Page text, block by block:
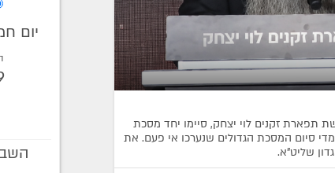
ברשת תפארת זקנים לוי יצחק, סיימו יחד מסכת
סיום המסכת הגדולים שנערכו אי פעם. את
שליט”א.
יום